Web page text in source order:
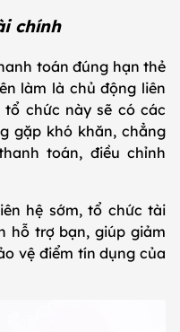
chính
toán đúng hạn thẻ
làm là chủ động liên
chức này sẽ có các
gặp khó khăn, chẳng
toán, điều chỉnh
hệ sớm, tổ chức tài
hỗ trợ bạn, giúp giảm
vệ điểm tín dụng của